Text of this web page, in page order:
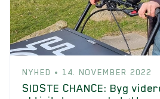
NYHED • 14. NOVEMBER 2022
SIDSTE CHANCE: Byg